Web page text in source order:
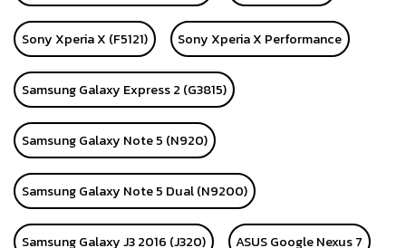
Sony Xperia X (F5121) Sony Xperia X Performance
Samsung Galaxy Express 2 (G3815)
Samsung Galaxy Note 5 (N920)
Samsung Galaxy Note 5 Dual (N9200)
Samsung Galaxy J3 2016 (J320) ASUS Google Nexus 7